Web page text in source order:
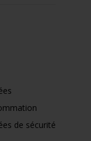
de sécurité